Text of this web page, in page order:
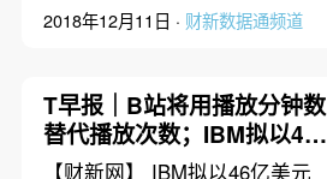
2018年12月11日 · 财新数据通频道
T早报｜B站将用播放分钟数
替代播放次数；IBM拟以46
亿美元收购Apptio；广汽首
【财新网】 IBM拟以46亿美元